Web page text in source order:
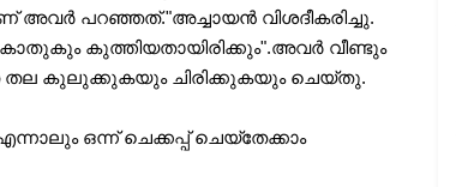
അവർ പറഞ്ഞത്."അച്ചായൻ വിശദീകരിച്ചു.
കുത്തിയതായിരിക്കും".അവർ വീണ്ടും
തല കുലുക്കുകയും ചിരിക്കുകയും ചെയ്തു.
ഒന്ന് ചെക്കപ്പ് ചെയ്തേക്കാം